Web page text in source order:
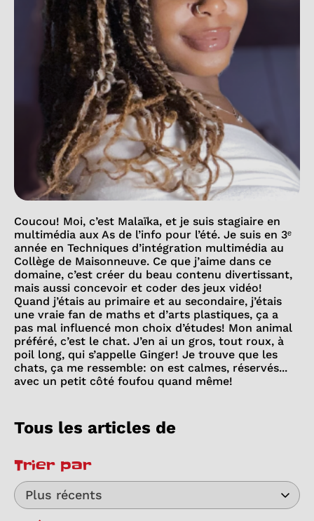
Coucou! Moi, c’est Malaïka, et je suis stagiaire en
multimédia aux As de l’info pour l’été. Je suis en 3ᵉ
année en Techniques d’intégration multimédia au
Collège de Maisonneuve. Ce que j’aime dans ce
domaine, c’est créer du beau contenu divertissant,
mais aussi concevoir et coder des jeux vidéo!
Quand j’étais au primaire et au secondaire, j’étais
une vraie fan de maths et d’arts plastiques, ça a
pas mal influencé mon choix d’études! Mon animal
préféré, c’est le chat. J’en ai un gros, tout roux, à
poil long, qui s’appelle Ginger! Je trouve que les
chats, ça me ressemble: on est calmes, réservés...
avec un petit côté foufou quand même!
Tous les articles de
Trier par
Plus récents